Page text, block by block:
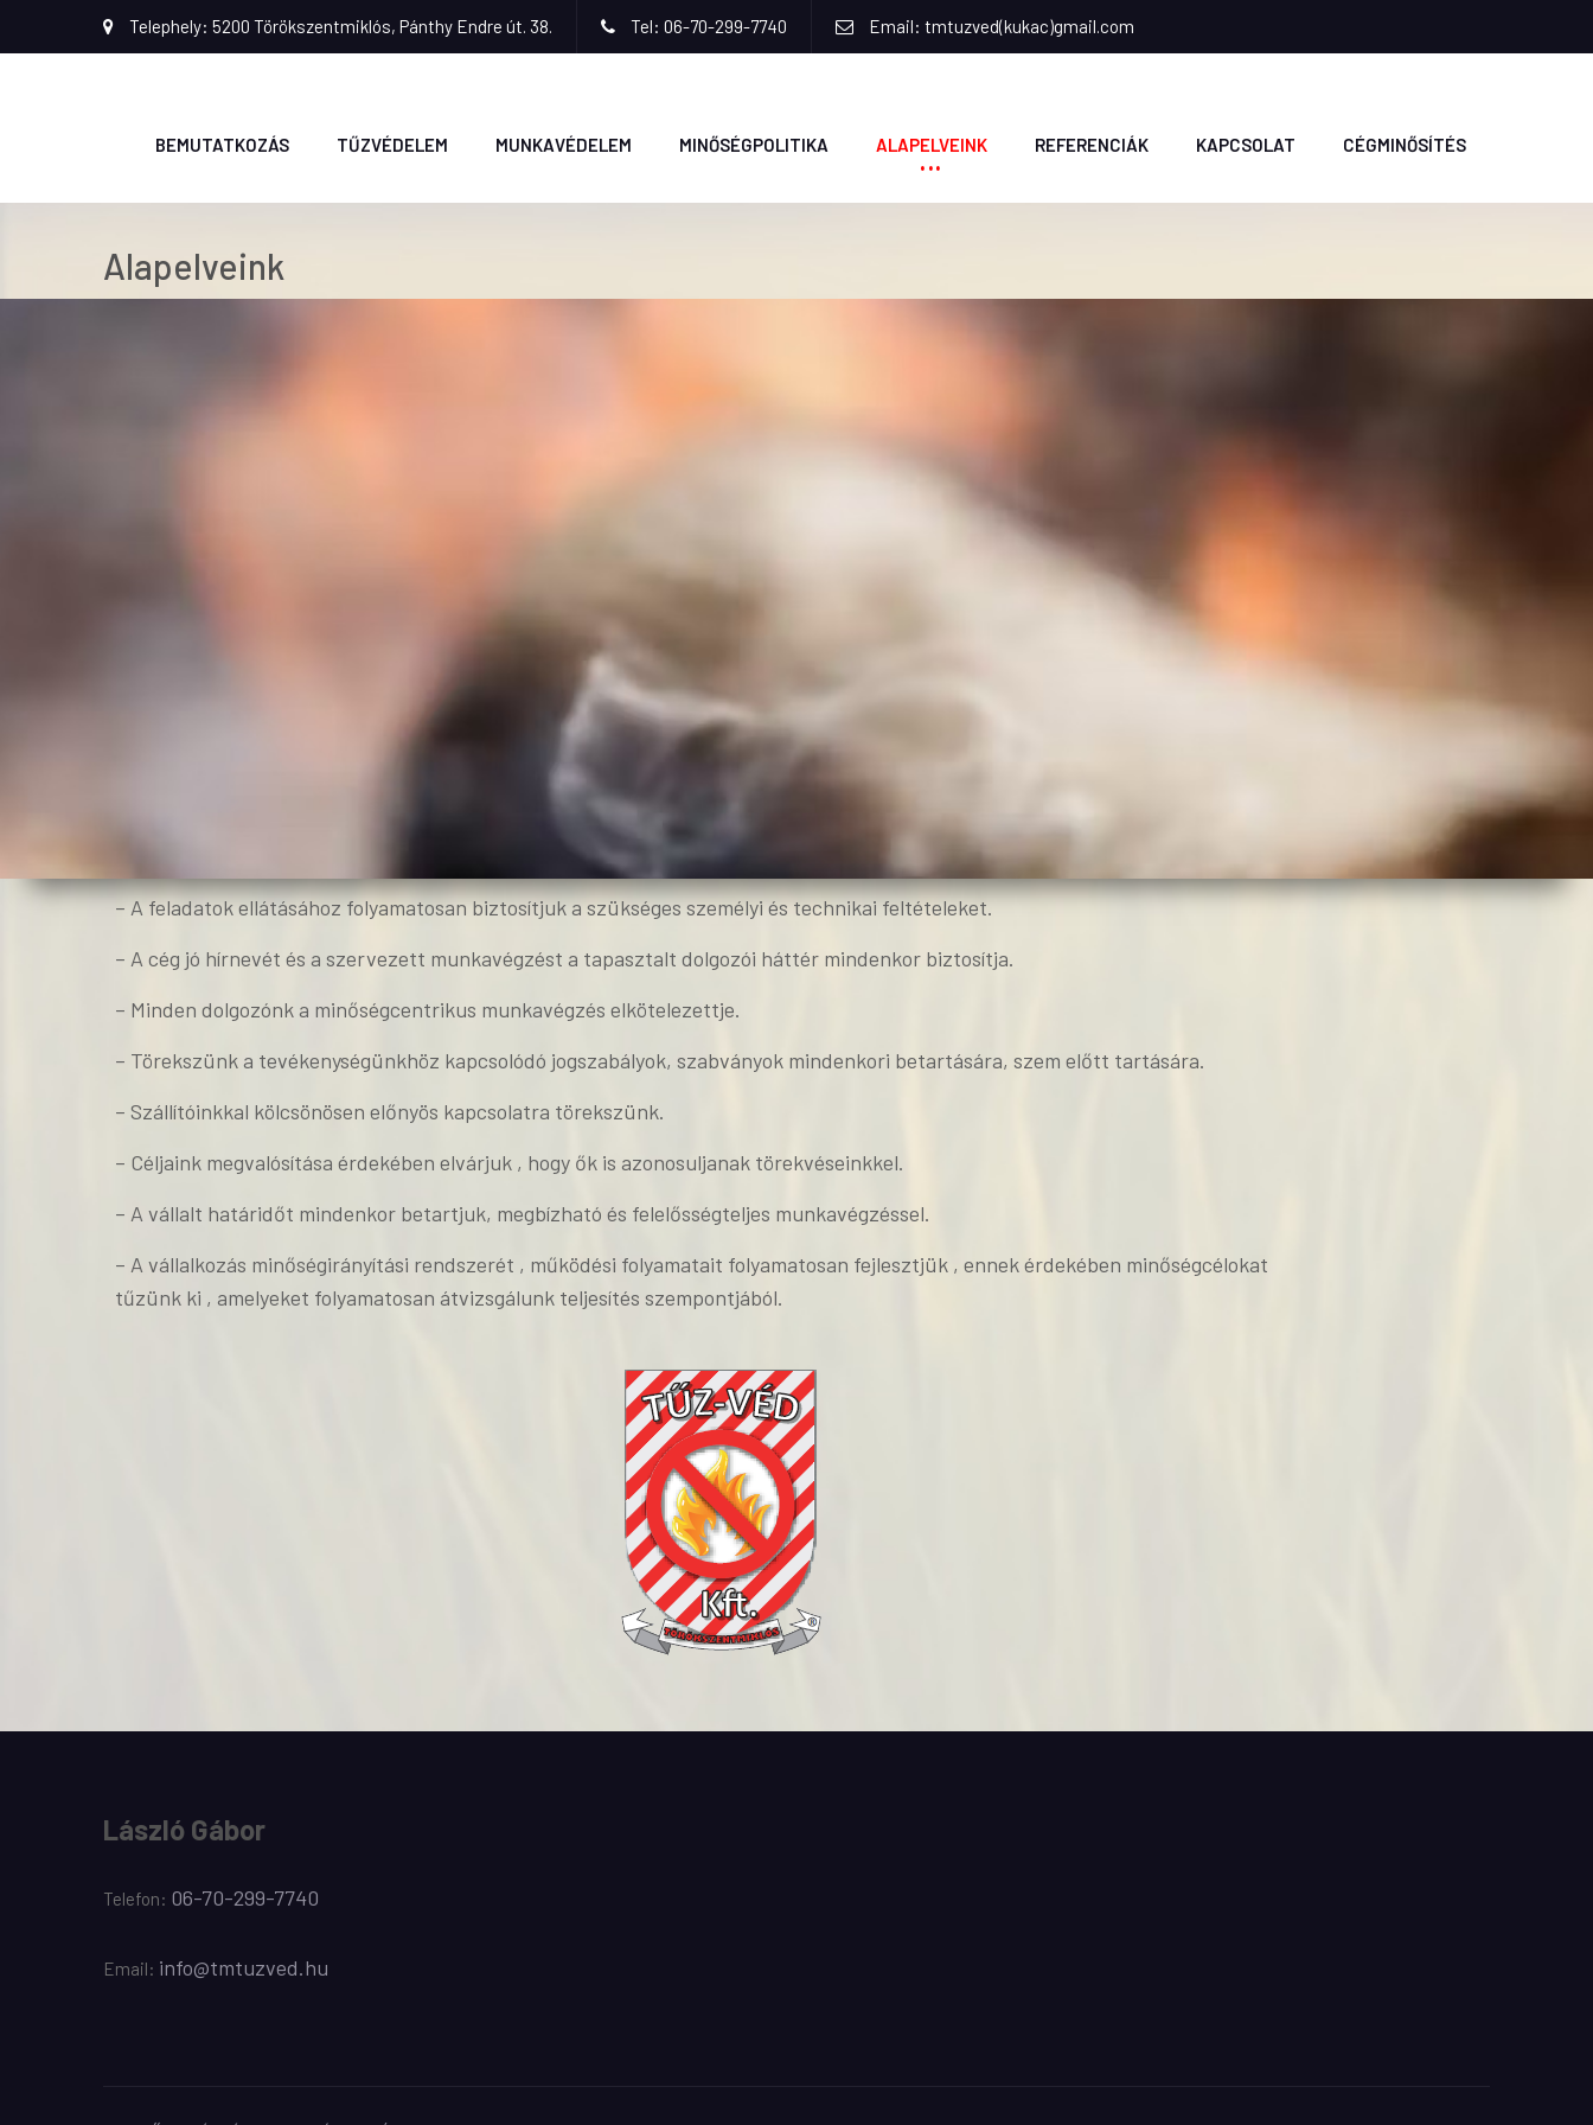
Telephely: 5200 Törökszentmiklós, Pánthy Endre út. 38. Tel: 06-70-299-7740 Email: tmtuzved(kukac)gmail.com
BEMUTATKOZÁS TŰZVÉDELEM MUNKAVÉDELEM MINŐSÉGPOLITIKA ALAPELVEINK REFERENCIÁK KAPCSOLAT CÉGMINŐSÍTÉS
Alapelveink
– A feladatok ellátásához folyamatosan biztosítjuk a szükséges személyi és technikai feltételeket.
– A cég jó hírnevét és a szervezett munkavégzést a tapasztalt dolgozói háttér mindenkor biztosítja.
– Minden dolgozónk a minőségcentrikus munkavégzés elkötelezettje.
– Törekszünk a tevékenységünkhöz kapcsolódó jogszabályok, szabványok mindenkori betartására, szem előtt tartására.
– Szállítóinkkal kölcsönösen előnyös kapcsolatra törekszünk.
– Céljaink megvalósítása érdekében elvárjuk , hogy ők is azonosuljanak törekvéseinkkel.
– A vállalt határidőt mindenkor betartjuk, megbízható és felelősségteljes munkavégzéssel.
– A vállalkozás minőségirányítási rendszerét , működési folyamatait folyamatosan fejlesztjük , ennek érdekében minőségcélokat
tűzünk ki , amelyeket folyamatosan átvizsgálunk teljesítés szempontjából.
László Gábor
Telefon: 06-70-299-7740
Email: info@tmtuzved.hu